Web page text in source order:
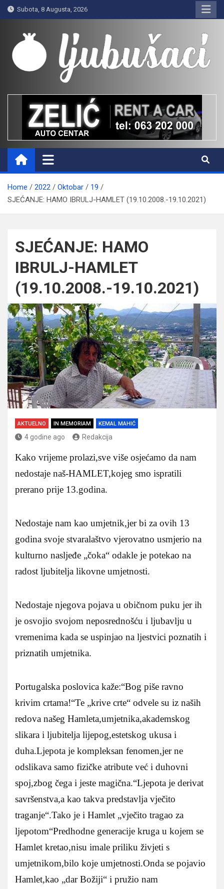
Skip
to
content
Subota, 8 Augusta, 2026
Ljubušaci
Svom voljenom gradu
Home 2022 Oktobar
19
SJEĆANJE: HAMO IBRULJ-HAMLET (19.10.2008.-19.10.2021)
SJEĆANJE: HAMO
IBRULJ-HAMLET
(19.10.2008.-19.10.2021)
AKTUELNO IN MEMORIAM KEMAL MAHIĆ
4 godine ago Redakcija
Kako vrijeme prolazi,sve više osjećamo da nam
nedostaje naš-HAMLET,kojeg smo ispratili
prerano prije 13.godina.
Nedostaje nam kao umjetnik,jer bi za ovih 13
godina svoje stvaralaštvo vjerovatno usmjerio na
kulturno nasljeđe „čoka“ odakle je potekao na
radost ljubitelja likovne umjetnosti.
Nedostaje njegova pojava u običnom puku jer ih
je osvojio svojom neposrednošću i ljubavlju u
vremenima kada se uspinjao na ljestvici poznatih i
priznatih umjetnika.
Portugalska poslovica kaže:“Bog piše ravno
krivim crtama!“Te „krive crte“ odvele su iz naših
redova našeg Hamleta,umjetnika,akademskog
slikara i ljubitelja lijepog,estetskog ukusa i
duha.Ljepota je kompleksan fenomen,jer ne
odslikava samo fizičke atribute već i duhovni
spoj,zbog čega i jeste magična.“Ljepota je derivat
savršenstva,a kao takva predstavlja vječito
traganje“.Tako je i Hamlet „vječito tragao za
ljepotom“Predhodne generacije kruga u kojem se
Hamlet kretao,nisu imale priliku živjeti s
umjetnikom,bilo koje umjetnosti.Onda se pojavio
Hamlet,kao „dar Božiji“ i pružio nam